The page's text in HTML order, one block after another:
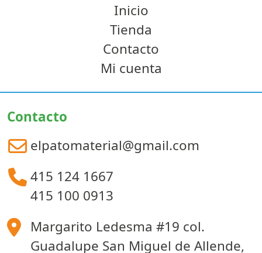
Inicio
Tienda
Contacto
Mi cuenta
Contacto
elpatomaterial@gmail.com
415 124 1667
415 100 0913
Margarito Ledesma #19 col.
Guadalupe San Miguel de Allende,